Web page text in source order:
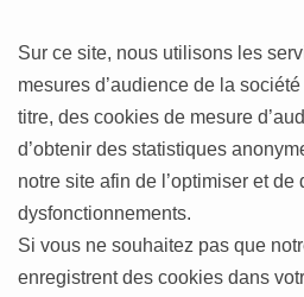
Sur ce site, nous utilisons les
mesures d’audience de la
titre, des cookies de mesure
d’obtenir des statistiques
notre site afin de l’optimiser et de
dysfonctionnements.
Si vous ne souhaitez pas que
enregistrent des cookies dans